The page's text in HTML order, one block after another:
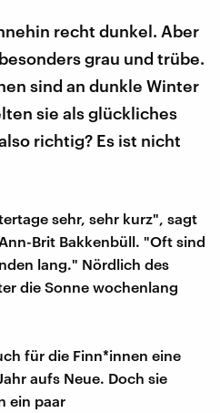
recht dunkel. Aber
grau und trübe.
sind an dunkle Winter
sie als glückliches
richtig? Es ist nicht
sehr, sehr kurz", sagt
Brit Bakkenbüll. "Oft sind
lang." Nördlich des
die Sonne wochenlang
für die Finn*innen eine
aufs Neue. Doch sie
ein paar